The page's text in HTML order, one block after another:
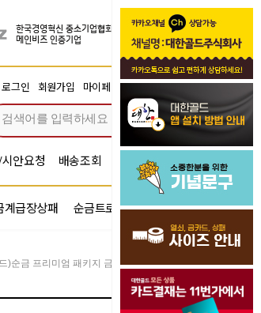
로그인 회원가입 마이페이지 주문조회 장바구니 0
안요청 배송조회 시안확인 기념문구예문
계급장상패 순금트로피 순금기업반지
)순금 프리미엄 패키지 금수저 카드메세지 11.25g(3돈)